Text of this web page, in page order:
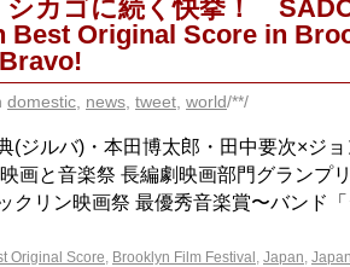
シカゴに続く快挙！
Best Original Score in
domestic news tweet world/**/
(ジルバ)・本田博太郎・田中要次×ジ
画と音楽祭 長編劇映画部門グランプ
クリン映画祭 最優秀音楽賞〜バンド
Original Score, Brooklyn Film Festival , Japan,